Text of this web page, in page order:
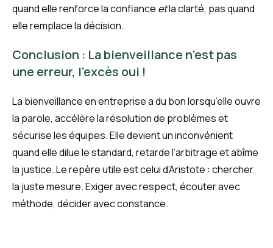
quand elle renforce la confiance etla clarté, pas quand
elle remplace la décision.
Conclusion : La bienveillance n’est pas
une erreur, l’excès oui !
La bienveillance en entreprise a du bon lorsqu’elle ouvre
la parole, accélère la résolution de problèmes et
sécurise les équipes. Elle devient un inconvénient
quand elle dilue le standard, retarde l’arbitrage et abîme
la justice. Le repère utile est celui d’Aristote : chercher
la juste mesure. Exiger avec respect, écouter avec
méthode, décider avec constance.